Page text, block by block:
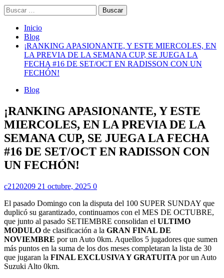
Buscar:
Inicio
Blog
¡RANKING APASIONANTE, Y ESTE MIERCOLES, EN
LA PREVIA DE LA SEMANA CUP, SE JUEGA LA
FECHA #16 DE SET/OCT EN RADISSON CON UN
FECHÓN!
Blog
¡RANKING APASIONANTE, Y ESTE
MIERCOLES, EN LA PREVIA DE LA
SEMANA CUP, SE JUEGA LA FECHA
#16 DE SET/OCT EN RADISSON CON
UN FECHÓN!
c2120209 21 octubre, 2025 0
El pasado Domingo con la disputa del 100 SUPER SUNDAY que
duplicó su garantizado, continuamos con el MES DE OCTUBRE,
que junto al pasado SETIEMBRE consolidan el ULTIMO
MODULO de clasificación a la GRAN FINAL DE
NOVIEMBRE por un Auto 0km. Aquellos 5 jugadores que sumen
más puntos en la suma de los dos meses completaran la lista de 30
que jugaran la FINAL EXCLUSIVA Y GRATUITA por un Auto
Suzuki Alto 0km.